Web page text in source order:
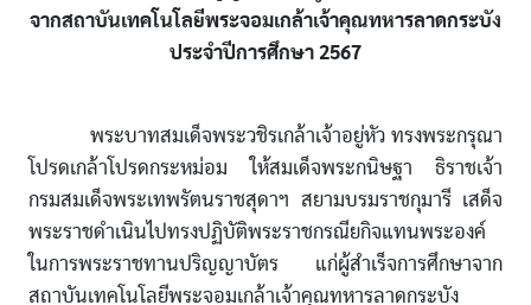
จากสถาบันเทคโนโลยีพระจอมเกล้าเจ้าคุณทหารลาดกระบัง
ประจำปีการศึกษา 2567
พระบาทสมเด็จพระวชิรเกล้าเจ้าอยู่หัว ทรงพระกรุณา
โปรดเกล้าโปรดกระหม่อม ให้สมเด็จพระกนิษฐา ธิราชเจ้า
กรมสมเด็จพระเทพรัตนราชสุดาฯ สยามบรมราชกุมารี เสด็จ
พระราชดำเนินไปทรงปฏิบัติพระราชกรณียกิจแทนพระองค์
ในการพระราชทานปริญญาบัตร แก่ผู้สำเร็จการศึกษาจาก
สถาบันเทคโนโลยีพระจอมเกล้าเจ้าคุณทหารลาดกระบัง